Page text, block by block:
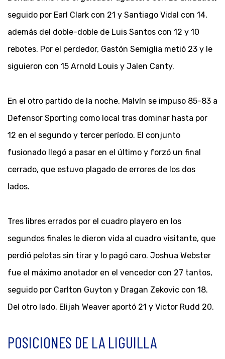
seguido por Earl Clark con 21 y Santiago Vidal con 14,
además del doble-doble de Luis Santos con 12 y 10
rebotes. Por el perdedor, Gastón Semiglia metió 23 y le
siguieron con 15 Arnold Louis y Jalen Canty.
En el otro partido de la noche, Malvín se impuso 85-83 a
Defensor Sporting como local tras dominar hasta por
12 en el segundo y tercer período. El conjunto
fusionado llegó a pasar en el último y forzó un final
cerrado, que estuvo plagado de errores de los dos
lados.
Tres libres errados por el cuadro playero en los
segundos finales le dieron vida al cuadro visitante, que
perdió pelotas sin tirar y lo pagó caro. Joshua Webster
fue el máximo anotador en el vencedor con 27 tantos,
seguido por Carlton Guyton y Dragan Zekovic con 18.
Del otro lado, Elijah Weaver aportó 21 y Victor Rudd 20.
POSICIONES DE LA LIGUILLA